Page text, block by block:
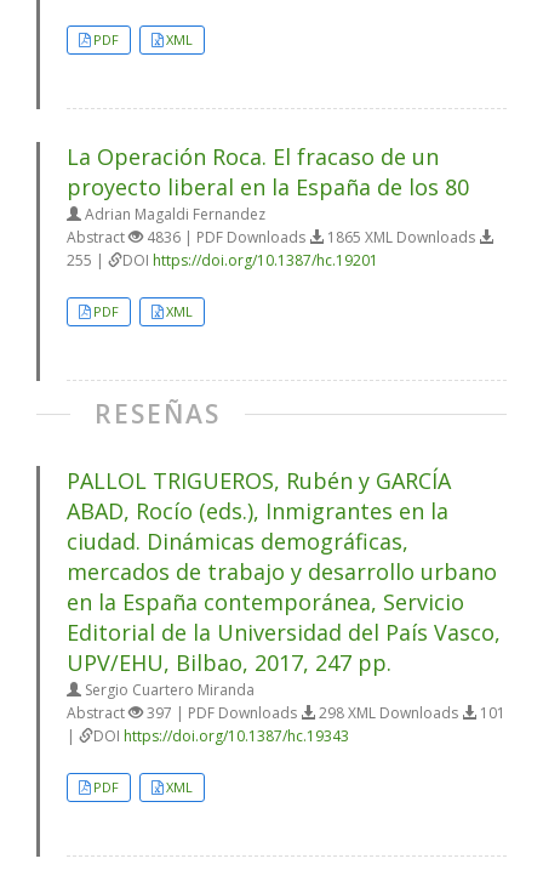
PDF XML
La Operación Roca. El fracaso de un
proyecto liberal en la España de los 80
Adrian Magaldi Fernandez
Abstract
4836 | PDF Downloads
1865 XML Downloads
255 |
DOI https://doi.org/10.1387/hc.19201
PDF XML
RESEÑAS
PALLOL TRIGUEROS, Rubén y GARCÍA
ABAD, Rocío (eds.), Inmigrantes en la
ciudad. Dinámicas demográficas,
mercados de trabajo y desarrollo urbano
en la España contemporánea, Servicio
Editorial de la Universidad del País Vasco,
UPV/EHU, Bilbao, 2017, 247 pp.
Sergio Cuartero Miranda
Abstract
397 | PDF Downloads 298 XML Downloads
101
|
DOI https://doi.org/10.1387/hc.19343
PDF XML